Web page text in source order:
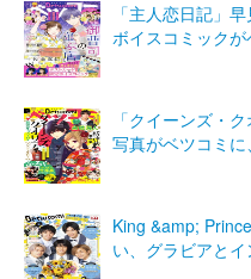
「主人恋日記」
ボイスコミック
「クイーンズ・
写真がベツコミ
King &amp;
い、グラビアと